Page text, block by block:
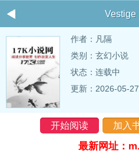
Vestige
作者： 凡隔
类别：玄幻小说
状态：连载中
更新：2026-05-
开始阅读 加入
最新网址：